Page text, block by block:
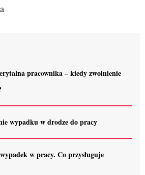
pracownika – kiedy zwolnienie
wypadku w drodze do pracy
w pracy. Co przysługuje